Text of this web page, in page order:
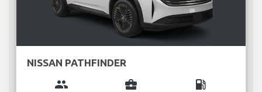
NISSAN PATHFINDER
group business_center local_gas_station